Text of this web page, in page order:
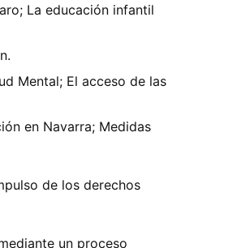
La educación infantil
Mental; El acceso de las
en Navarra; Medidas
de los derechos
un proceso